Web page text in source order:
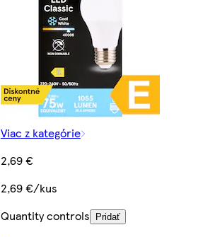
Viac z kategórie
2,69 €
2,69 €/kus
Quantity controls
Pridať